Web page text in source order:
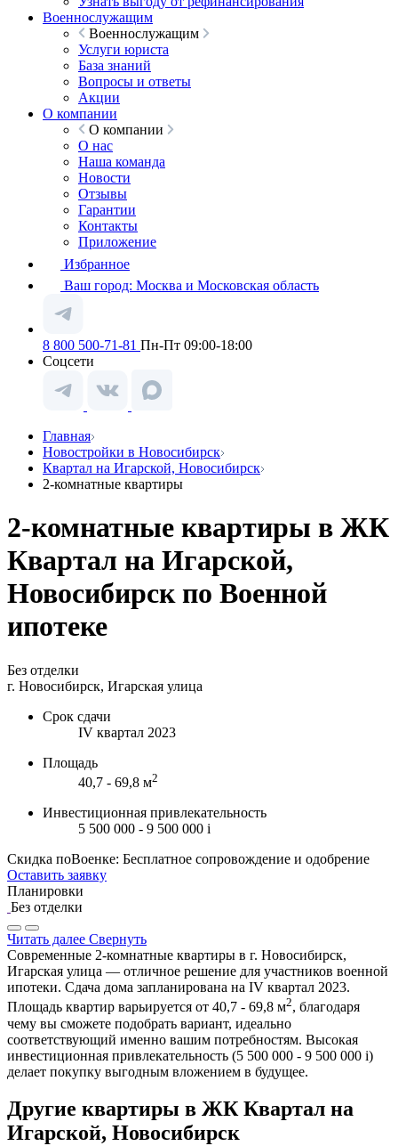
Военнослужащим
Военнослужащим
Услуги юриста
База знаний
Вопросы и ответы
Акции
О компании
О компании
О нас
Наша команда
Новости
Отзывы
Гарантии
Контакты
Приложение
Избранное
Ваш город: Москва и Московская область
8 800 500-71-81 Пн-Пт 09:00-18:00
Соцсети
Главная
Новостройки в Новосибирск
Квартал на Игарской, Новосибирск
2-комнатные квартиры
2-комнатные квартиры в ЖК
Квартал на Игарской,
Новосибирск по Военной
ипотеке
Без отделки
г. Новосибирск, Игарская улица
Срок сдачи
IV квартал 2023
Площадь
40,7 - 69,8 м2
Инвестиционная привлекательность
5 500 000 - 9 500 000 i
Скидка поВоенке: Бесплатное сопровождение и одобрение
Оставить заявку
Планировки
Без отделки
Читать далее Свернуть
Современные 2-комнатные квартиры в г. Новосибирск,
Игарская улица — отличное решение для участников военной
ипотеки. Сдача дома запланирована на IV квартал 2023.
Площадь квартир варьируется от 40,7 - 69,8 м2, благодаря
чему вы сможете подобрать вариант, идеально
соответствующий именно вашим потребностям. Высокая
инвестиционная привлекательность (5 500 000 - 9 500 000 i)
делает покупку выгодным вложением в будущее.
Другие квартиры в ЖК Квартал на
Игарской, Новосибирск